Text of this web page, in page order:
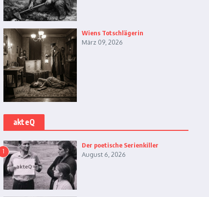
Wiens Totschlägerin
März 09, 2026
akteQ
1
Der poetische Serienkiller
August 6, 2026